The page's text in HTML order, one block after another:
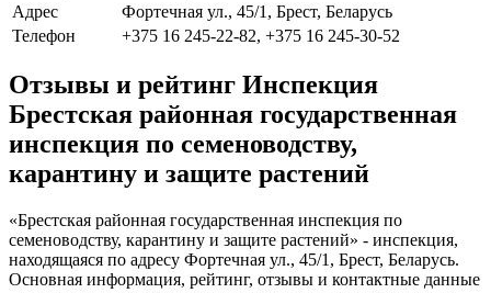
Адрес
Фортечная ул., 45/1, Брест, Беларусь
Телефон
+375 16 245-22-82, +375 16 245-30-52
Отзывы и рейтинг Инспекция
Брестская районная государственная
инспекция по семеноводству,
карантину и защите растений
«Брестская районная государственная инспекция по
семеноводству, карантину и защите растений» - инспекция,
находящаяся по адресу Фортечная ул., 45/1, Брест, Беларусь.
Основная информация, рейтинг, отзывы и контактные данные